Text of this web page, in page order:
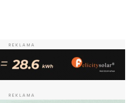
REKLAMA
REKLAMA